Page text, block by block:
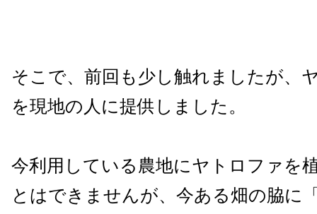
そこで、前回も少し触れましたが、
を現地の人に提供しました。
今利用している農地にヤトロファを
とはできませんが、今ある畑の脇に